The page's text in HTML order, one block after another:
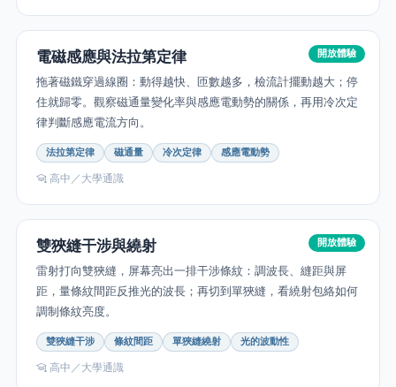
開放體驗
電磁感應與法拉第定律
拖著磁鐵穿過線圈：動得越快、匝數越多，檢流計擺動越大；停
住就歸零。觀察磁通量變化率與感應電動勢的關係，再用冷次定
律判斷感應電流方向。
法拉第定律 磁通量 冷次定律 感應電動勢
高中／大學通識
開放體驗
雙狹縫干涉與繞射
雷射打向雙狹縫，屏幕亮出一排干涉條紋：調波長、縫距與屏
距，量條紋間距反推光的波長；再切到單狹縫，看繞射包絡如何
調制條紋亮度。
雙狹縫干涉 條紋間距 單狹縫繞射 光的波動性
高中／大學通識